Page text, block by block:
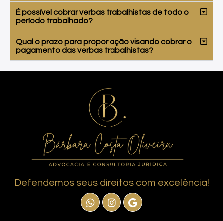
É possível cobrar verbas trabalhistas de todo o
período trabalhado?
Qual o prazo para propor ação visando cobrar o
pagamento das verbas trabalhistas?
Defendemos seus direitos com excelência!